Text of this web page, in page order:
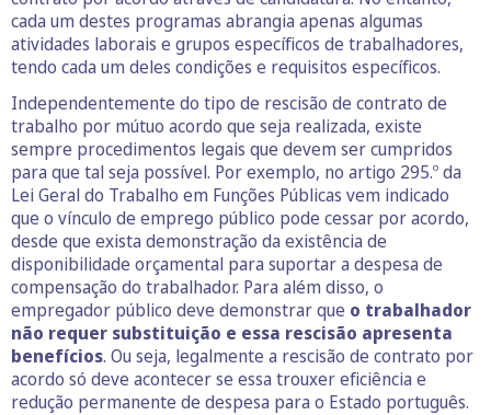
cada um destes programas abrangia apenas algumas
atividades laborais e grupos específicos de trabalhadores,
tendo cada um deles condições e requisitos específicos.
Independentemente do tipo de rescisão de contrato de
trabalho por mútuo acordo que seja realizada, existe
sempre procedimentos legais que devem ser cumpridos
para que tal seja possível. Por exemplo, no artigo 295.º da
Lei Geral do Trabalho em Funções Públicas vem indicado
que o vínculo de emprego público pode cessar por acordo,
desde que exista demonstração da existência de
disponibilidade orçamental para suportar a despesa de
compensação do trabalhador. Para além disso, o
empregador público deve demonstrar que o trabalhador
não requer substituição e essa rescisão apresenta
benefícios. Ou seja, legalmente a rescisão de contrato por
acordo só deve acontecer se essa trouxer eficiência e
redução permanente de despesa para o Estado português.